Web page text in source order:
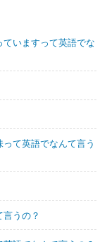
いますって英語でな
て英語でなんて言う
うの？